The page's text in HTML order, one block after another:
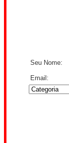
Seu Nome:
Email: